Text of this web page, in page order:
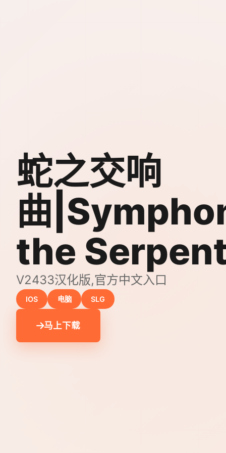
蛇之交响
曲
the
V2433汉化版,官方中文入口
IOS 电脑 SLG
马上下载